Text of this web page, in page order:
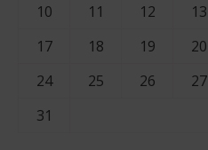
10
11 12 13
17
18 19 20
24
25 26 27
31